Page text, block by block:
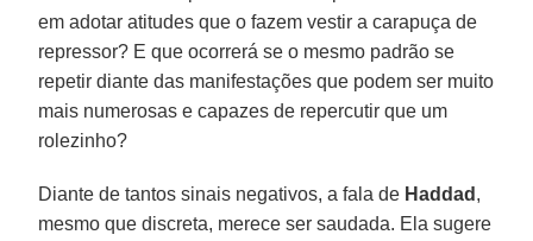
em adotar atitudes que o fazem vestir a carapuça de
repressor? E que ocorrerá se o mesmo padrão se
repetir diante das manifestações que podem ser muito
mais numerosas e capazes de repercutir que um
rolezinho?
Diante de tantos sinais negativos, a fala de Haddad ,
mesmo que discreta, merece ser saudada. Ela sugere